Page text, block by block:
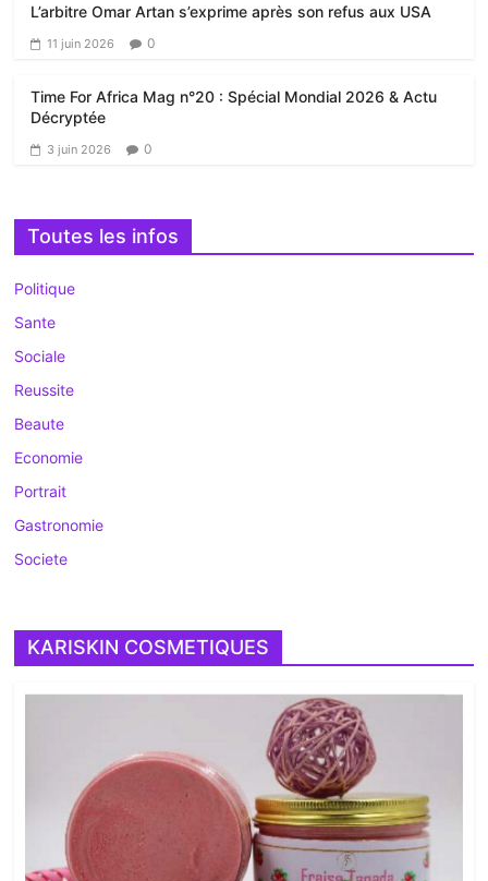
L’arbitre Omar Artan s’exprime après son refus aux USA
11 juin 2026 0
Time For Africa Mag n°20 : Spécial Mondial 2026 & Actu
Décryptée
3 juin 2026 0
Toutes les infos
Politique
Sante
Sociale
Reussite
Beaute
Economie
Portrait
Gastronomie
Societe
KARISKIN COSMETIQUES